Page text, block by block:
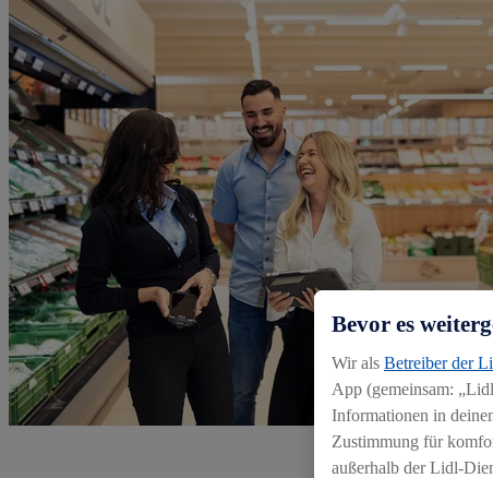
Bevor es
Wir als Betreiber der
App (gemeinsam:
Informationen in
Zustimmung für
außerhalb der Lidl-